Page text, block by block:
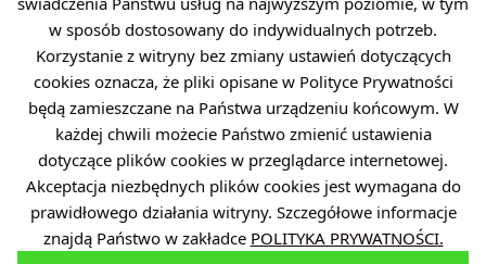
w sposób dostosowany do indywidualnych potrzeb.
Korzystanie z witryny bez zmiany ustawień dotyczących
cookies oznacza, że pliki opisane w Polityce Prywatności
będą zamieszczane na Państwa urządzeniu końcowym. W
każdej chwili możecie Państwo zmienić ustawienia
dotyczące plików cookies w przeglądarce internetowej.
Akceptacja niezbędnych plików cookies jest wymagana do
prawidłowego działania witryny. Szczegółowe informacje
znajdą Państwo w zakładce POLITYKA PRYWATNOŚCI.
projektu dysponuje Ministerstwo Nauki i
Szkolnictwa Wyższego.
GOSPOSTRATEG-XII/0001/2025, pt. „Ramy i
kierunki implementacji koncepcji inteligentnej
wsi (smart village) w krajowej i regionalnych
politykach rozwojowych”, funkcja w projekcie:
członek zespołu badawczego, realizacja
projektu rozpoczęta w 2026 roku.